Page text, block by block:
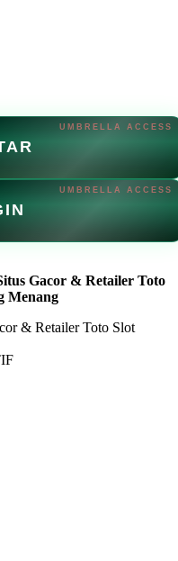
Gacor & Retailer Toto
Menang
& Retailer Toto Slot